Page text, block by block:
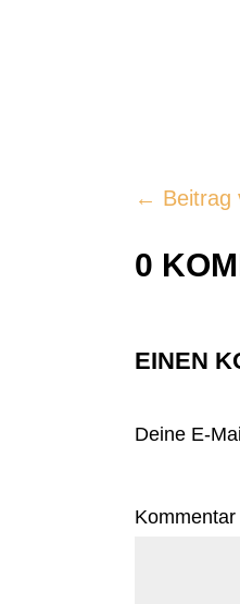
← Beitrag
0
EINEN
Deine E-
Kommentar